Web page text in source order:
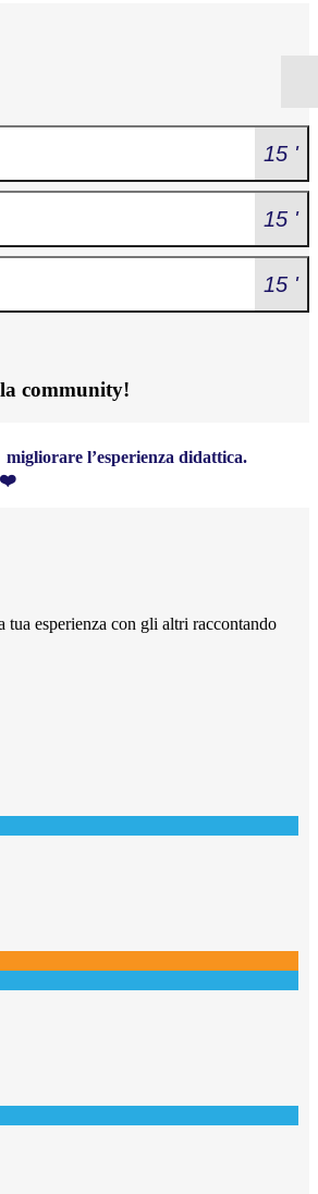
15 '
15 '
15 '
community!
l’esperienza didattica.
❤️
esperienza con gli altri raccontando